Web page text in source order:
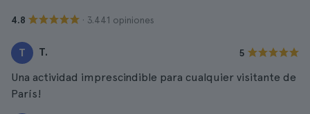
4.8 · 3.441 opiniones
T T. 5
Una actividad imprescindible para cualquier visitante de
París!